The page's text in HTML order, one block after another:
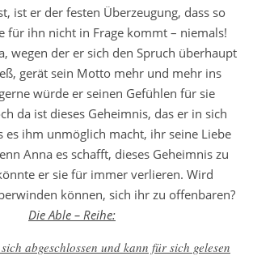
ist er der festen Überzeugung, dass so
für ihn nicht in Frage kommt – niemals!
wegen der er sich den Spruch überhaupt
gerät sein Motto mehr und mehr ins
würde er seinen Gefühlen für sie
da ist dieses Geheimnis, das er in sich
es ihm unmöglich macht, ihr seine Liebe
Anna es schafft, dieses Geheimnis zu
er sie für immer verlieren. Wird
können, sich ihr zu offenbaren?
Die Able – Reihe:
abgeschlossen und kann für sich gelesen